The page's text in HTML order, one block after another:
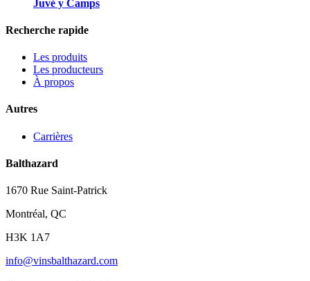
Juvé y Camps
Recherche rapide
Les produits
Les producteurs
À propos
Autres
Carrières
Balthazard
1670 Rue Saint-Patrick
Montréal, QC
H3K 1A7
info@vinsbalthazard.com